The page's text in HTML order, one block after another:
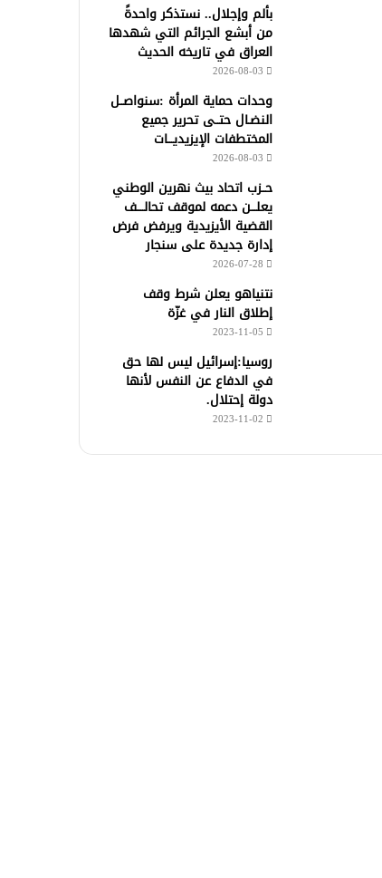
بألم وإجلال.. نستذكر واحدةً
من أبشع الجرائم التي شهدها
العراق في تاريخه الحديث
2026-08-03
وحدات حماية المرأة :سنواصــل
النضـال حتــى تحرير جميع
المختطفات الإيزيديـــات
2026-08-03
حــزب اتحاد بيث نهرين الوطني
يعلـــن دعمه لموقف تحالــــف
القضية الأيزيدية ويرفض فرض
إدارة جديدة على سنجار
2026-07-28
نتنياهو يعلن شرط وقف
إطلاق النار في غزّة
2023-11-05
روسيا:إسرائيل ليس لها حق
في الدفاع عن النفس لأنها
دولة إحتلال.
2023-11-02